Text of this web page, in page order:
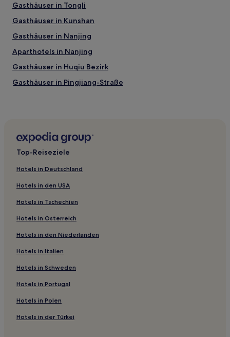
Gasthäuser in Tongli
Gasthäuser in Kunshan
Gasthäuser in Nanjing
Aparthotels in Nanjing
Gasthäuser in Huqiu Bezirk
Gasthäuser in Pingjiang-Straße
Familien in Nantong
Familien in Yancheng
Günstige in Yancheng
Hotels mit Parkplatz in Yangzhou
Günstige in Guangling Bezirk
Günstige in Yixing
Luxus in Taicang
Hotels mit Thermalbad in Nanjing
Hotels mit Küchenzeile in Suzhou
Lgbtqia-Freundliche in Suzhou
Hotels mit Thermalbad in Suzhou
Hotels mit Wellnessbereich in Suzhou
Top-Reiseziele
Hotels in Deutschland
Hotels in den USA
Hotels in Tschechien
Hotels in Österreich
Hotels in den Niederlanden
Hotels in Italien
Hotels in Schweden
Hotels in Portugal
Hotels in Polen
Hotels in der Türkei